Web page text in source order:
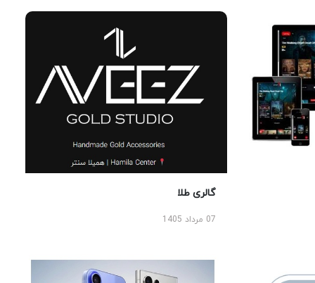
گالری طلا
07 مرداد 1405